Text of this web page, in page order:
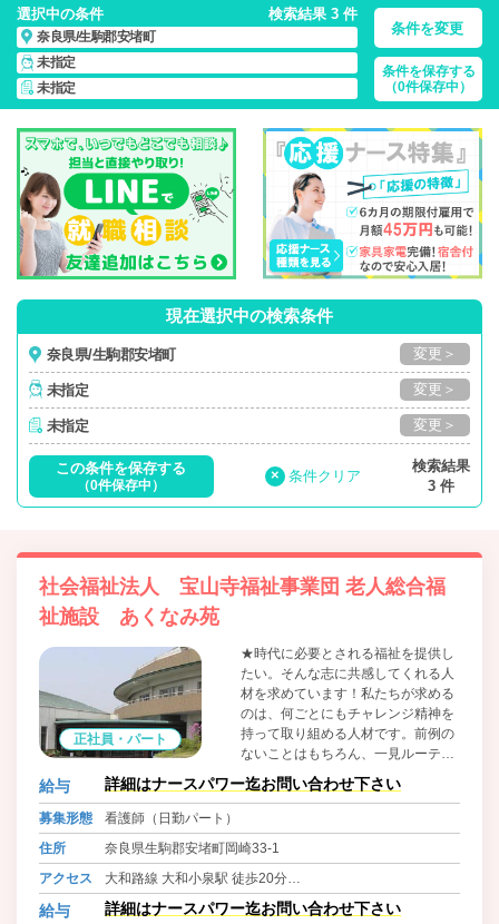
選択中の条件 検索結果 3 件
奈良県/生駒郡安堵町
未指定
未指定
条件を変更
条件を保存する
（0件保存中）
奈良県/生駒郡安堵町/正社員・パート・応援ナース・派遣の
看護師求人・派遣・転職・募集一覧
現在選択中の検索条件
奈良県/生駒郡安堵町 変更＞
未指定 変更＞
未指定 変更＞
この条件を保存する
（0件保存中）
× 条件クリア
検索結果
3 件
社会福祉法人 宝山寺福祉事業団 老人総合福
祉施設 あくなみ苑
正社員・パート
★時代に必要とされる福祉を提供し
たい。そんな志に共感してくれる人
材を求めています！私たちが求める
のは、何ごとにもチャレンジ精神を
持って取り組める人材です。前例の
ないことはもちろん、一見ルーティ
ンワークのように見える日々の活動
にも、発見・挑戦という志を持って
なさんに最初から高いスキルは求め
ていません。それよりも、溢れるエ
ネルギーを活かして活躍してもらい
たいと思っています。新たな環境に
一歩踏み出すことはとても勇気がい
給与 詳細はナースパワー迄お問い合わせ下さい
募集形態
看護師（日勤パート）
住所
奈良県生駒郡安堵町岡崎33-1
アクセス
大和路線 大和小泉駅 徒歩20分
近鉄橿原線 平端駅 徒歩20分
給与 詳細はナースパワー迄お問い合わせ下さい